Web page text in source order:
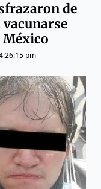
de
México
pm